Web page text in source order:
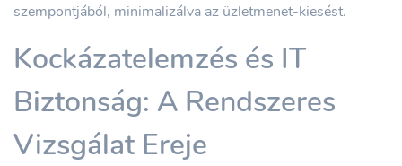
szempontjából, minimalizálva az üzletmenet-kiesést.
Kockázatelemzés és IT
Biztonság: A Rendszeres
Vizsgálat Ereje